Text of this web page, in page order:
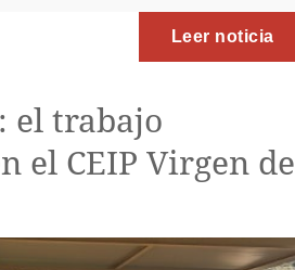
Leer noticia
el trabajo
el CEIP Virgen de